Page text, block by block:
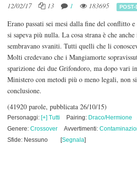
12/02/17 13 1 183695 POST-
Erano passati sei mesi dalla fine del conflitto
si sapeva più nulla. La cosa strana è che
sembravano svaniti. Tutti quelli che li
Molti credevano che i Mangiamorte
sparizione dei due Grifondoro, ma dopo vari
Ministero con metodi più o meno legali, non
conclusione.
(41920 parole, pubblicata 26/10/15)
Personaggi: [+] Tutti Pairing: Draco/Hermione
Genere: Crossover Avvertimenti:
Sfide: Nessuno
[Segnala]